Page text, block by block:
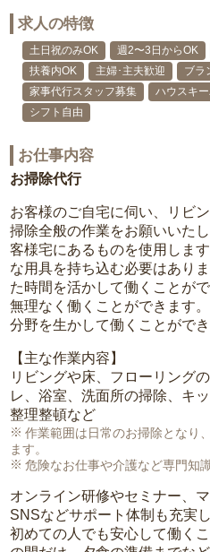
求人の特徴
土日祝のみOK 週2〜3日からOK
扶養内OK
主婦･主夫歓迎 ブラ
家事代行スタッフ募集
ハウスキ
シフト自由
お仕事内容
お掃除代行
お客様のご自宅に伺い、リビ
掃除全般の作業をお願いいた
客様宅にあるものを使用しま
な用具を持ち込む必要はあり
た時間を活かして働くことが
無理なく働くことができます
分野を生かして働くことができ
【主な作業内容】
リビングや床、フローリング
レ、浴室、洗面所の掃除、キ
整理整頓など
作業範囲は日常のお掃除となり
ます。
危険なお仕事や介護など専門知
オンライン研修やセミナー、
SNSなどサポート体制も充実
初めての人でも安心して働く